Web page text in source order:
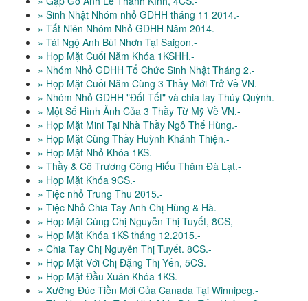
» Sinh Nhật Nhóm nhỏ GDHH tháng 11 2014.-
» Tất Niên Nhóm Nhỏ GDHH Năm 2014.-
» Tái Ngộ Anh Bùi Nhơn Tại Saigon.-
» Họp Mặt Cuối Năm Khóa 1KSHH.-
» Nhóm Nhỏ GDHH Tổ Chức Sinh Nhật Tháng 2.-
» Họp Mặt Cuối Năm Cùng 3 Thầy Mới Trở Về VN.-
» Nhóm Nhỏ GDHH "Đốt Tết" và chia tay Thúy Quỳnh.
» Một Số Hình Ảnh Của 3 Thầy Từ Mỹ Về VN.-
» Họp Mặt Mini Tại Nhà Thầy Ngô Thế Hùng.-
» Họp Mặt Cùng Thầy Huỳnh Khánh Thiện.-
» Họp Mặt Nhỏ Khóa 1KS.-
» Thầy & Cô Trương Công Hiếu Thăm Đà Lạt.-
» Họp Mặt Khóa 9CS.-
» Tiệc nhỏ Trung Thu 2015.-
» Tiệc Nhỏ Chia Tay Anh Chị Hùng & Hà.-
» Họp Mặt Cùng Chị Nguyễn Thị Tuyết, 8CS,
» Họp Mặt Khóa 1KS tháng 12.2015.-
» Chia Tay Chị Nguyễn Thị Tuyết. 8CS.-
» Họp Mặt Với Chị Đặng Thị Yến, 5CS.-
» Họp Mặt Đầu Xuân Khóa 1KS.-
» Xưỡng Đúc Tiền Mới Của Canada Tại Winnipeg.-